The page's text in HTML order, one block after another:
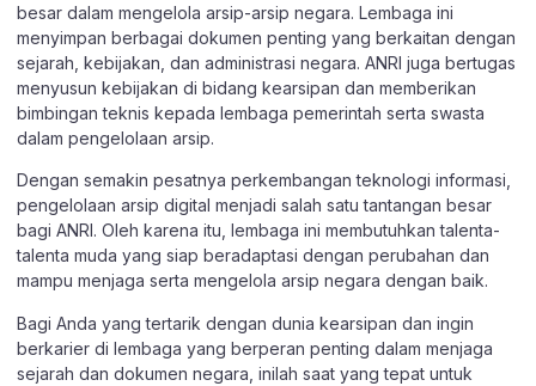
besar dalam mengelola arsip-arsip negara. Lembaga ini
menyimpan berbagai dokumen penting yang berkaitan dengan
sejarah, kebijakan, dan administrasi negara. ANRI juga bertugas
menyusun kebijakan di bidang kearsipan dan memberikan
bimbingan teknis kepada lembaga pemerintah serta swasta
dalam pengelolaan arsip.
Dengan semakin pesatnya perkembangan teknologi informasi,
pengelolaan arsip digital menjadi salah satu tantangan besar
bagi ANRI. Oleh karena itu, lembaga ini membutuhkan talenta-
talenta muda yang siap beradaptasi dengan perubahan dan
mampu menjaga serta mengelola arsip negara dengan baik.
Bagi Anda yang tertarik dengan dunia kearsipan dan ingin
berkarier di lembaga yang berperan penting dalam menjaga
sejarah dan dokumen negara, inilah saat yang tepat untuk